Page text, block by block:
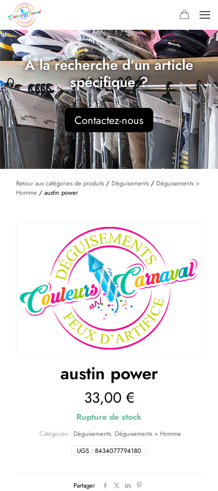
À la recherche d’un article
spécifique ?
Contactez-nous
Retour aux catégories de produits / Déguisements / Déguisements >
Homme / austin power
austin power
33,00 €
Rupture de stock
UGS : 8434077794180
Catégories : Déguisements, Déguisements > Homme
Partager